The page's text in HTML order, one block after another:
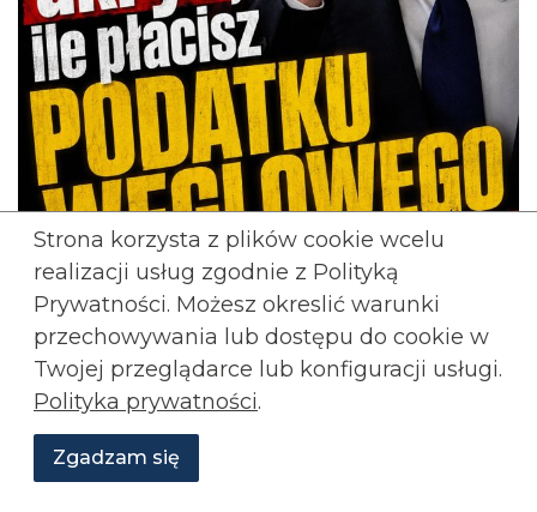
Paweł Usiądek
: Skoro jest taki korzystny, po co
go ukrywać!? Minister Miłosz Motyka i rząd
Tuska właśnie wykreślili z projektu
rozporządzenia taryfowego obowiązek
informowania Polaków, ile dokładnie płacą za
Strona korzysta z plików cookie wcelu
realizacji usług zgodnie z Polityką
Prywatności. Możesz okreslić warunki
przechowywania lub dostępu do cookie w
Twojej przeglądarce lub konfiguracji usługi.
Polityka prywatności.
Zgadzam się